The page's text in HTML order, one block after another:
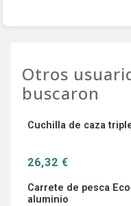
Otros
buscaron
Cuchilla de caza
26,32 €
Carrete de pesca
aluminio